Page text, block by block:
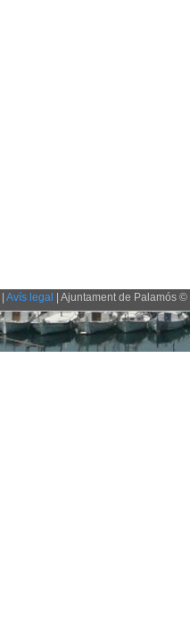
| Avís legal | Ajuntament de Palamós